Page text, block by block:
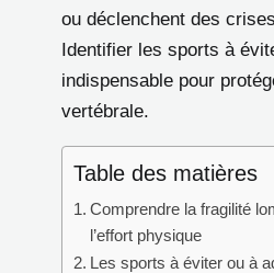
ou déclenchent des
Identifier les sports à
indispensable pour
vertébrale.
Table des matières
Comprendre la fragilité
l’effort physique
Les sports à éviter ou à